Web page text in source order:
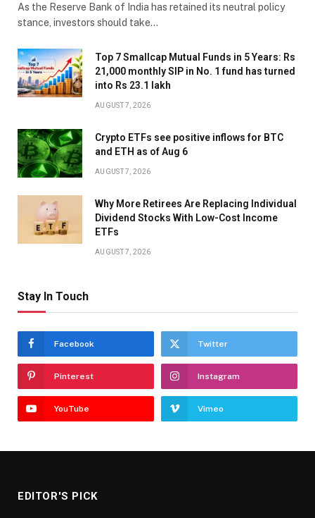
As the Reserve Bank of India has retained its neutral policy
stance, investors should take…
Top 7 Smallcap Mutual Funds in 5 Years: Rs
21,000 monthly SIP in No. 1 fund has turned
into Rs 23.1 lakh
AUGUST 7, 2026
Crypto ETFs see positive inflows for BTC
and ETH as of Aug 6
AUGUST 7, 2026
Why More Retirees Are Replacing Individual
Dividend Stocks With Low-Cost Income
ETFs
AUGUST 7, 2026
Stay In Touch
Facebook Twitter
Pinterest Instagram
YouTube Vimeo
EDITOR'S PICK